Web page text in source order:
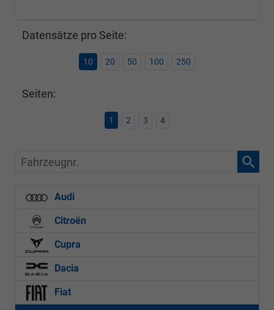
Datensätze pro Seite:
10 20 50 100 250
Seiten:
1 2 3 4
Fahrzeugnr.
Audi
Citroën
Cupra
Dacia
Fiat